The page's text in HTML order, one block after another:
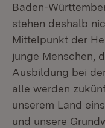
Baden-
stehen deshalb
Mittelpunkt der
junge Menschen,
Ausbildung bei
alle werden
unserem Land
und unsere